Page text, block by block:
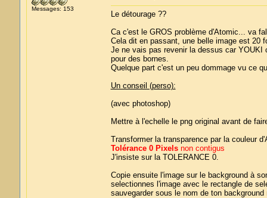
Messages: 153
Le détourage ??
Ca c'est le GROS problème d'Atomic... va
Cela dit en passant, une belle image est 20
Je ne vais pas revenir la dessus car
pour des bornes.
Quelque part c'est un peu dommage vu ce
Un conseil (perso):
(avec photoshop)
Mettre à l'echelle le png original avant de
Transformer la transparence par la couleur
Tolérance 0 Pixelsnon contigus
J'insiste sur la TOLERANCE 0.
Copie ensuite l'image sur le background à
selectionnes l'image avec le rectangle de
sauvegarder sous le nom de ton